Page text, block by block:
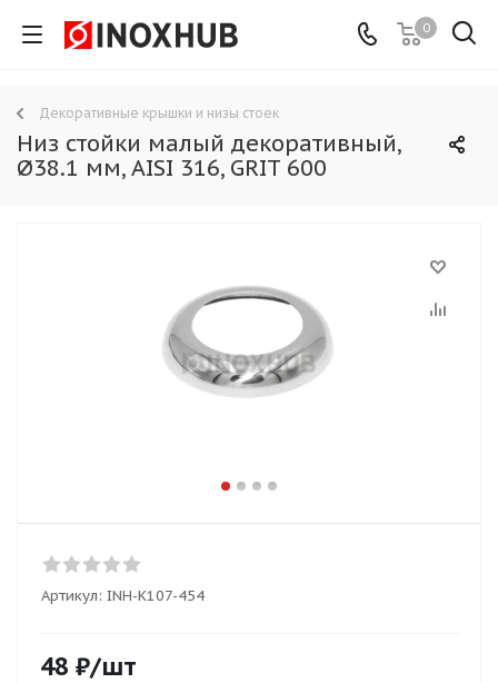
0
Декоративные крышки и низы стоек
Низ стойки малый декоративный,
Ø38.1 мм, AISI 316, GRIT 600
Артикул: INH-K107-454
48 ₽/шт